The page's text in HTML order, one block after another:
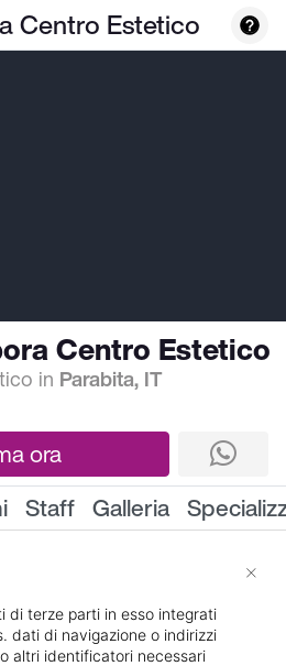
Centro Estetico
Centro Estetico
in Parabita, IT
ora
Staff Galleria
di terze parti in esso integrati
dati di navigazione o indirizzi
altri identificatori necessari
×